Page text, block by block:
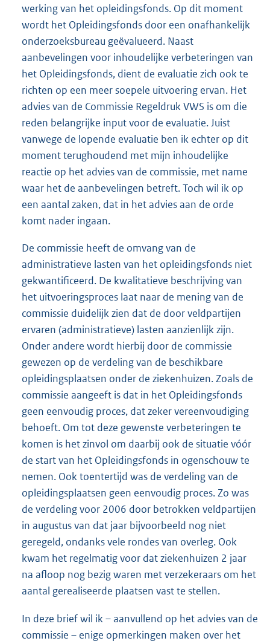
werking van het opleidingsfonds. Op dit moment
wordt het Opleidingsfonds door een onafhankelijk
onderzoeksbureau geëvalueerd. Naast
aanbevelingen voor inhoudelijke verbeteringen van
het Opleidingsfonds, dient de evaluatie zich ook te
richten op een meer soepele uitvoering ervan. Het
advies van de Commissie Regeldruk VWS is om die
reden belangrijke input voor de evaluatie. Juist
vanwege de lopende evaluatie ben ik echter op dit
moment terughoudend met mijn inhoudelijke
reactie op het advies van de commissie, met name
waar het de aanbevelingen betreft. Toch wil ik op
een aantal zaken, dat in het advies aan de orde
komt nader ingaan.
De commissie heeft de omvang van de
administratieve lasten van het opleidingsfonds niet
gekwantificeerd. De kwalitatieve beschrijving van
het uitvoeringsproces laat naar de mening van de
commissie duidelijk zien dat de door veldpartijen
ervaren (administratieve) lasten aanzienlijk zijn.
Onder andere wordt hierbij door de commissie
gewezen op de verdeling van de beschikbare
opleidingsplaatsen onder de ziekenhuizen. Zoals de
commissie aangeeft is dat in het Opleidingsfonds
geen eenvoudig proces, dat zeker vereenvoudiging
behoeft. Om tot deze gewenste verbeteringen te
komen is het zinvol om daarbij ook de situatie vóór
de start van het Opleidingsfonds in ogenschouw te
nemen. Ook toentertijd was de verdeling van de
opleidingsplaatsen geen eenvoudig proces. Zo was
de verdeling voor 2006 door betrokken veldpartijen
in augustus van dat jaar bijvoorbeeld nog niet
geregeld, ondanks vele rondes van overleg. Ook
kwam het regelmatig voor dat ziekenhuizen 2 jaar
na afloop nog bezig waren met verzekeraars om het
aantal gerealiseerde plaatsen vast te stellen.
In deze brief wil ik – aanvullend op het advies van de
commissie – enige opmerkingen maken over het